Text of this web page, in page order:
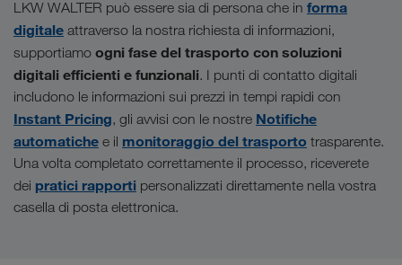
LKW WALTER può essere sia di persona che in forma
digitale attraverso la nostra richiesta di informazioni,
supportiamo ogni fase del trasporto con soluzioni
digitali efficienti e funzionali. I punti di contatto digitali
includono le informazioni sui prezzi in tempi rapidi con
Instant Pricing, gli avvisi con le nostre Notifiche
automatiche e il monitoraggio del trasporto trasparente.
Una volta completato correttamente il processo, riceverete
dei pratici rapporti personalizzati direttamente nella vostra
casella di posta elettronica.